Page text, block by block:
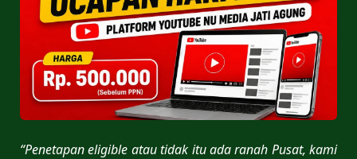
“Penetapan eligible atau tidak itu ada ranah Pusat, kami